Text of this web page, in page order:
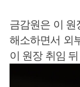
금감원은 이 원
해소하면서 외
이 원장 취임